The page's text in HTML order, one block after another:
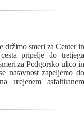
držimo smeri za Center in
pripelje do tretjega
za Podgorsko ulico in
naravnost zapeljemo do
urejenem asfaltiranem